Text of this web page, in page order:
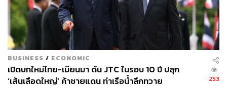
BUSINESS / ECONOMIC
เปิดบทใหม่ไทย-เมียนมา ดัน JTC ในรอบ 10 ปี ปลุก
‘เส้นเลือดใหญ่’ ค้าชายแดน ท่าเรือน้ำลึกทวาย
253